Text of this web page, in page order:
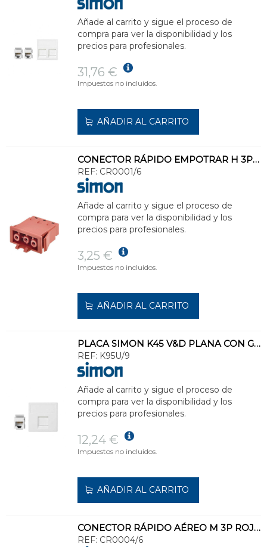
Añade al carrito y sigue el proceso de
compra para ver la disponibilidad y los
precios para profesionales.
31,76 €
Impuestos no incluidos.
AÑADIR AL CARRITO
CONECTOR RÁPIDO EMPOTRAR H 3P ROJO
REF: CR0001/6
Añade al carrito y sigue el proceso de
compra para ver la disponibilidad y los
precios para profesionales.
3,25 €
Impuestos no incluidos.
AÑADIR AL CARRITO
PLACA SIMON K45 V&D PLANA CON GUARDAPOLVO PARA 1 CONECTOR CAT5E UTP BLANCO NIEVE
REF: K95U/9
Añade al carrito y sigue el proceso de
compra para ver la disponibilidad y los
precios para profesionales.
12,24 €
Impuestos no incluidos.
AÑADIR AL CARRITO
CONECTOR RÁPIDO AÉREO M 3P ROJO
REF: CR0004/6